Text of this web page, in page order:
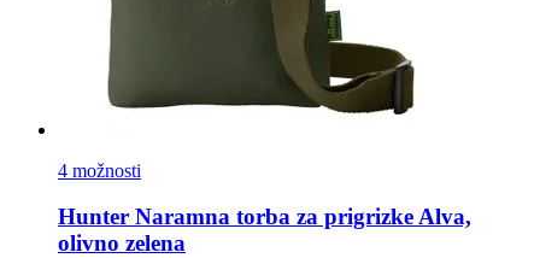
4 možnosti
Hunter Naramna torba za prigrizke Alva,
olivno zelena